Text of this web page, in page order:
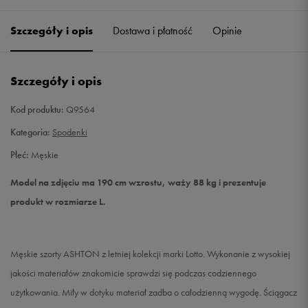
M Powiadom o dostępności
XXL Powiadom o dostępności
Szczegóły i opis Dostawa i płatność Opinie
Szczegóły i opis
Kod produktu: Q9564
Kategoria: Spodenki
Płeć: Męskie
Model na zdjęciu ma 190 cm wzrostu, waży 88 kg i prezentuje
produkt w rozmiarze L.
Męskie szorty ASHTON z letniej kolekcji marki Lotto. Wykonanie z wysokiej
jakości materiałów znakomicie sprawdzi się podczas codziennego
użytkowania. Miły w dotyku materiał zadba o całodzienną wygodę. Ściągacz